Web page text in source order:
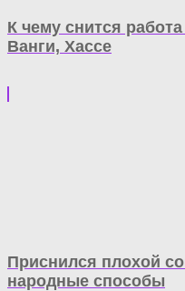
К чему снится
Ванги, Хассе
Приснился плохой
народные способы